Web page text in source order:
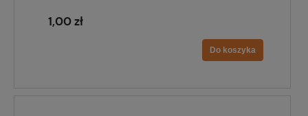
1,00 zł
Do koszyka